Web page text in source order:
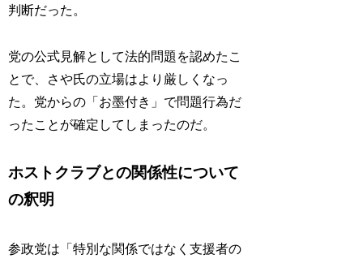
判断だった。
党の公式見解として法的問題を認めたこ
とで、さや氏の立場はより厳しくなっ
た。党からの「お墨付き」で問題行為だ
ったことが確定してしまったのだ。
ホストクラブとの関係性について
の釈明
参政党は「特別な関係ではなく支援者の